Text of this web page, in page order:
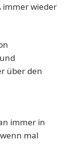
immer wieder
über den
immer in
mal